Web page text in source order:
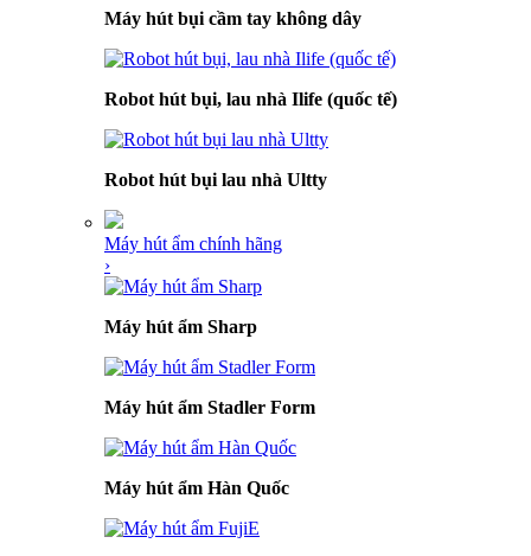
Máy hút bụi cầm tay không dây
Robot hút bụi, lau nhà Ilife (quốc tế)
Robot hút bụi lau nhà Ultty
Máy hút ẩm chính hãng
›
Máy hút ẩm Sharp
Máy hút ẩm Stadler Form
Máy hút ẩm Hàn Quốc